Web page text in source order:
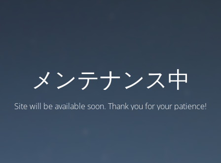
メンテナンス中
Site will be available soon. Thank you for your patience!